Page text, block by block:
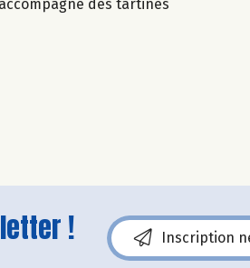
des tartines
! Inscription